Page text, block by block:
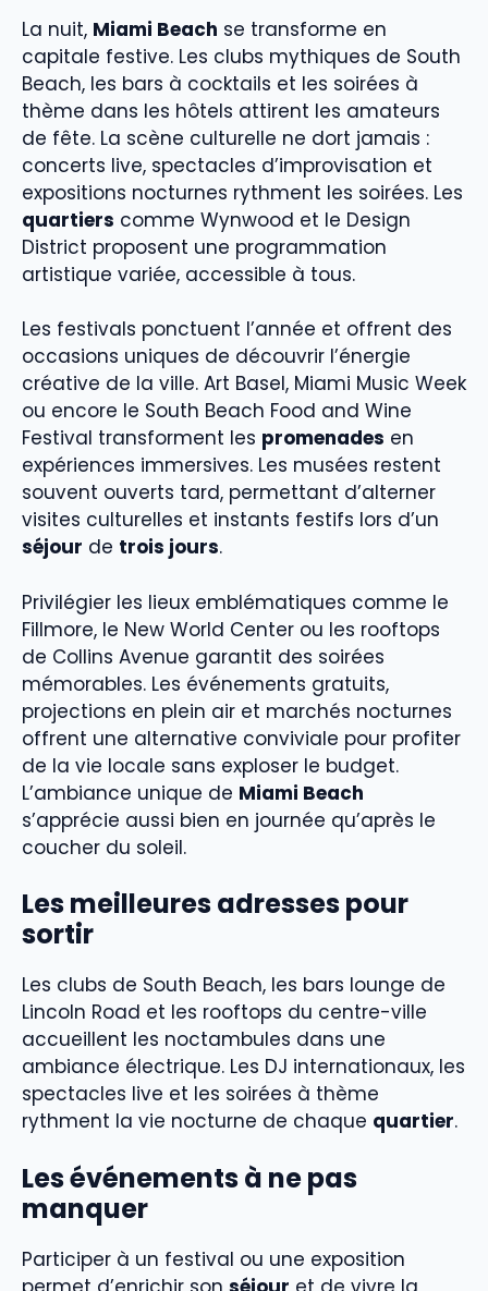
La nuit, Miami Beach se transforme en
capitale festive. Les clubs mythiques de South
Beach, les bars à cocktails et les soirées à
thème dans les hôtels attirent les amateurs
de fête. La scène culturelle ne dort jamais :
concerts live, spectacles d’improvisation et
expositions nocturnes rythment les soirées. Les
quartiers comme Wynwood et le Design
District proposent une programmation
artistique variée, accessible à tous.
Les festivals ponctuent l’année et offrent des
occasions uniques de découvrir l’énergie
créative de la ville. Art Basel, Miami Music Week
ou encore le South Beach Food and Wine
Festival transforment les promenades en
expériences immersives. Les musées restent
souvent ouverts tard, permettant d’alterner
visites culturelles et instants festifs lors d’un
séjour de trois jours.
Privilégier les lieux emblématiques comme le
Fillmore, le New World Center ou les rooftops
de Collins Avenue garantit des soirées
mémorables. Les événements gratuits,
projections en plein air et marchés nocturnes
offrent une alternative conviviale pour profiter
de la vie locale sans exploser le budget.
L’ambiance unique de Miami Beach
s’apprécie aussi bien en journée qu’après le
coucher du soleil.
Les meilleures adresses pour
sortir
Les clubs de South Beach, les bars lounge de
Lincoln Road et les rooftops du centre-ville
accueillent les noctambules dans une
ambiance électrique. Les DJ internationaux, les
spectacles live et les soirées à thème
rythment la vie nocturne de chaque quartier.
Les événements à ne pas
manquer
Participer à un festival ou une exposition